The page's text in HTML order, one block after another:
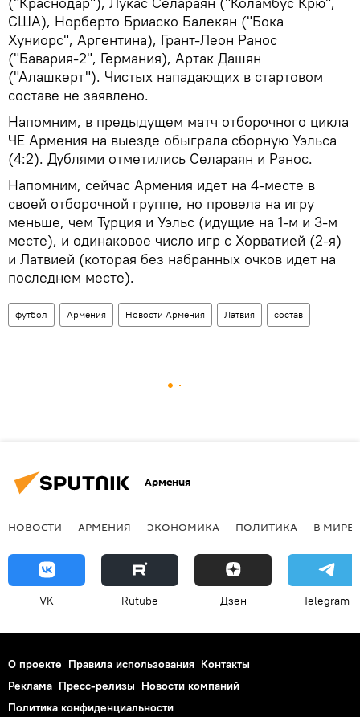
США), Норберто Бриаско Балекян ("Бока
Хуниорс", Аргентина), Грант-Леон Ранос
("Бавария-2", Германия), Артак Дашян
("Алашкерт"). Чистых нападающих в стартовом
составе не заявлено.
Напомним, в предыдущем матч отборочного цикла
ЧЕ Армения на выезде обыграла сборную Уэльса
(4:2). Дублями отметились Селараян и Ранос.
Напомним, сейчас Армения идет на 4-месте в
своей отборочной группе, но провела на игру
меньше, чем Турция и Уэльс (идущие на 1-м и 3-м
месте), и одинаковое число игр с Хорватией (2-я)
и Латвией (которая без набранных очков идет на
последнем месте).
футбол Армения Новости Армения Латвия состав
Армения
НОВОСТИ АРМЕНИЯ ЭКОНОМИКА ПОЛИТИКА В МИРЕ
VK Rutube Дзен Telegram
О проекте Правила использования Контакты
Реклама Пресс-релизы Новости компаний
Политика конфиденциальности